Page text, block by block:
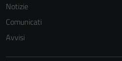
Notizie
Comunicati
Avvisi